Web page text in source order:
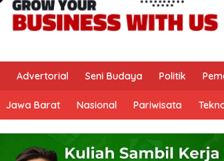
Advertorial Seni Budaya Politik
Jawa Barat Nasional Pariwisata